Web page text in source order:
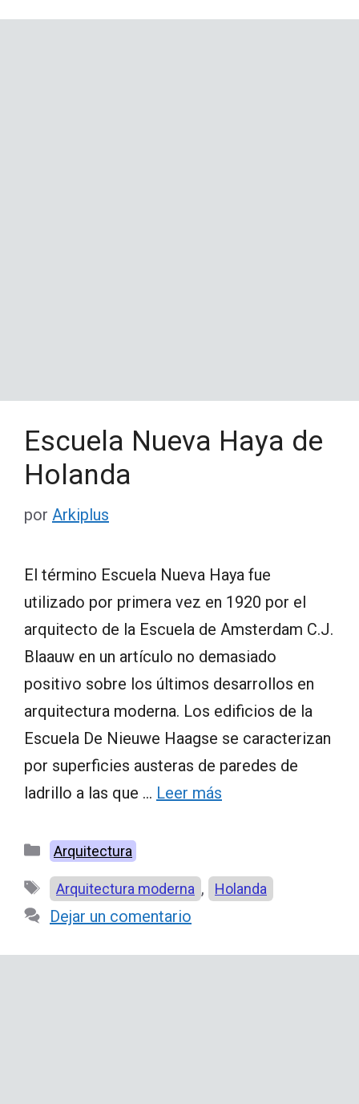
Escuela Nueva Haya de
Holanda
por Arkiplus
El término Escuela Nueva Haya fue
utilizado por primera vez en 1920 por el
arquitecto de la Escuela de Amsterdam C.J.
Blaauw en un artículo no demasiado
positivo sobre los últimos desarrollos en
arquitectura moderna. Los edificios de la
Escuela De Nieuwe Haagse se caracterizan
por superficies austeras de paredes de
ladrillo a las que … Leer más
Categorías
Arquitectura
Etiquetas
Arquitectura moderna , Holanda
Dejar un comentario